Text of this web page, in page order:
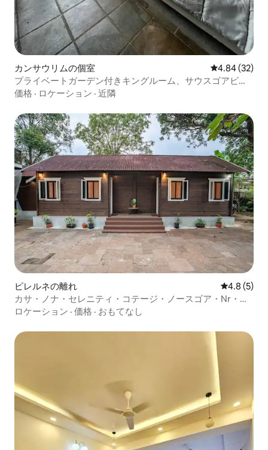
カンサウリムの個室 レビュー32
4.84 (32)
プライベートガーデン付きキングルーム、サウスゴアビー
チまで10分
価格 · ロケーション · 近隣
ピレルネの離れ レビュー5
4.8 (5)
カサ・ノナ・セレニティ・コテージ・ノースゴア・Nr・カ
ンドリム
ロケーション · 価格 · おもてなし